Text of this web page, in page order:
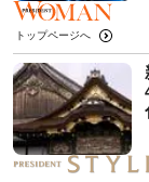
トップページへ